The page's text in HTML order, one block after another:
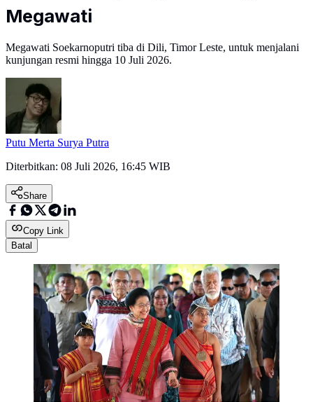
Megawati
Megawati Soekarnoputri tiba di Dili, Timor Leste, untuk menjalani
kunjungan resmi hingga 10 Juli 2026.
Putu Merta Surya Putra
Diterbitkan: 08 Juli 2026, 16:45 WIB
Share
Copy Link
Batal